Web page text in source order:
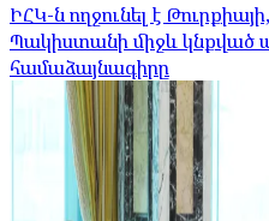
ԻՀԿ-ն ողջունել է
Պակիստանի միջև
համաձայնագիրը